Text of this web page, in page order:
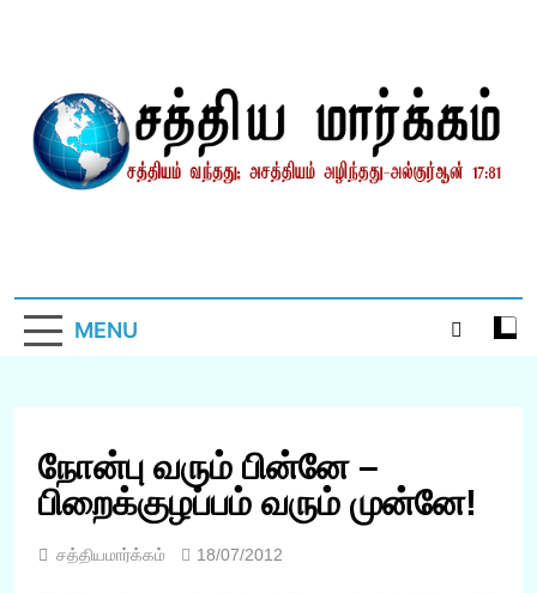
MENU
நோன்பு வரும் பின்னே –
பிறைக்குழப்பம் வரும் முன்னே!
சத்தியமார்க்கம் 18/07/2012